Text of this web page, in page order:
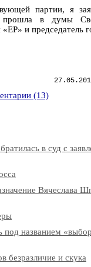
партии, я
в думы
«ЕР» и председатель
(13)
в суд с
Вячеслава
под названием
безразличие и скука